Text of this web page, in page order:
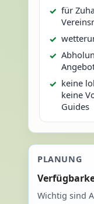
für
keine
keine
Guides
PLANUNG
Wichtig sind